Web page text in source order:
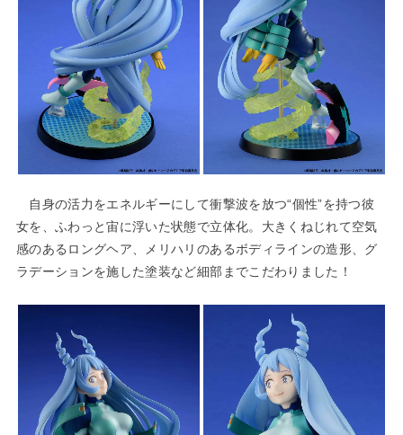
自身の活力をエネルギーにして衝撃波を放つ“個性”を持つ彼
女を、ふわっと宙に浮いた状態で立体化。大きくねじれて空気
感のあるロングヘア、メリハリのあるボディラインの造形、グ
ラデーションを施した塗装など細部までこだわりました！